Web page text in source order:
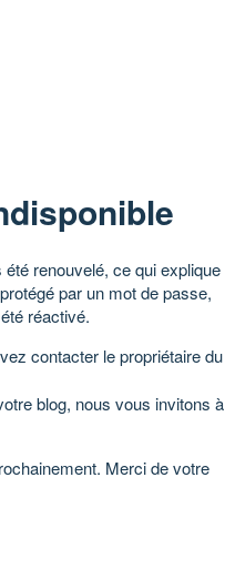
été renouvelé, ce qui explique
par un mot de passe,
réactivé.
contacter le propriétaire du
blog, nous vous invitons à
Merci de votre